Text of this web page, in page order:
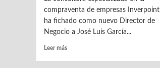
compraventa de empresas Inverpoint
ha fichado como nuevo Director de
Negocio a José Luis García...
Leer másLeer